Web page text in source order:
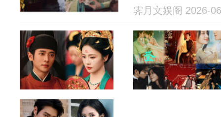
霁月文娱阁 2026-